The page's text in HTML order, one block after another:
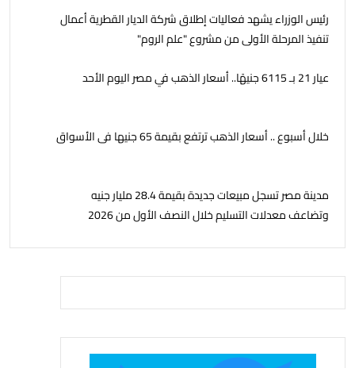
رئيس الوزراء يشهد فعاليات إطلاق شركة الديار القطرية أعمال
تنفيذ المرحلة الأولى من مشروع "علم الروم"
عيار 21 بـ 6115 جنيهًا.. أسعار الذهب في مصر اليوم الأحد
خلال أسبوع .. أسعار الذهب ترتفع بقيمة 65 جنيها فى الأسواق
مدينة مصر تسجل مبيعات جديدة بقيمة 28.4 مليار جنيه
وتضاعف معدلات التسليم خلال النصف الأول من 2026